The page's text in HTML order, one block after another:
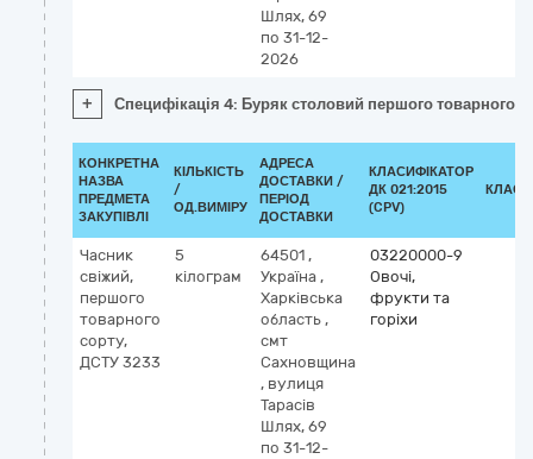
Шлях, 69
по 31-12-
2026
+ Специфікація 4: Буряк столовий першого товарного
КОНКРЕТНА
НАЗВА
ПРЕДМЕТА
ЗАКУПІВЛІ
КІЛЬКІСТЬ
/
ОД.ВИМІРУ
АДРЕСА
ДОСТАВКИ /
ПЕРІОД
ДОСТАВКИ
КЛАСИФІКАТОР
ДК 021:2015
(CPV)
Часник
свіжий,
першого
товарного
сорту,
ДСТУ 3233
5
кілограм
64501 ,
Україна ,
Харківська
область ,
смт
Сахновщина
, вулиця
Тарасів
Шлях, 69
по 31-12-
03220000-9
Овочі,
фрукти та
горіхи